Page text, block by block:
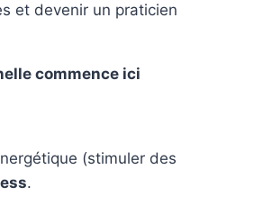
et devenir un praticien
commence ici
(stimuler des
.